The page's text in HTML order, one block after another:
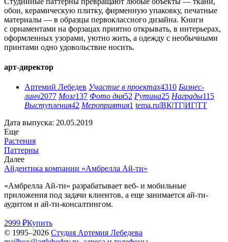
обои, керамическую плитку, фирменную упаковку, печатные
материалы — в образцы первоклассного дизайна. Книги
с орнаментами на форзацах приятно открывать, в интерьерах,
оформленных узорами, уютно жить, а одежду с необычными
принтами одно удовольствие носить.
арт-директор
Артемий Лебедев Участие в проектах4310 Бизнес-
линч2077 Мозг137 Фото дня52 Рутина25 Награды115
Выступления42 Мероприятия1 tema.ru|ВК|ТГ|ИГ|ТТ
Дата выпуска: 20.05.2019
Еще
Растения
Паттерны
Далее
Айдентика компании «Амбрелла Ай-ти»
«Амбрелла Ай-ти» разрабатывает веб- и мобильные
приложения под задачи клиентов, а еще занимается ай-ти-
аудитом и ай-ти-консалтингом.
2999 ₽Купить
© 1995–2026 Студия Артемия Лебедева